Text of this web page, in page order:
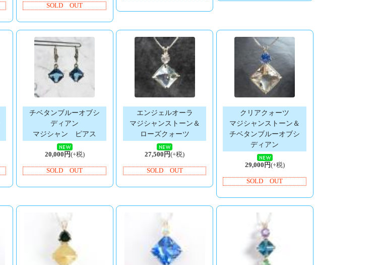
SOLD OUT
チベタンブルーオブシ
ディアン
マジシャン ピアス
20,000円(+税)
SOLD OUT
エンジェルオーラ
マジシャンストーン＆
ローズクォーツ
27,500円(+税)
SOLD OUT
クリアクォーツ
マジシャンストーン＆
チベタンブルーオブシ
ディアン
29,000円(+税)
SOLD OUT